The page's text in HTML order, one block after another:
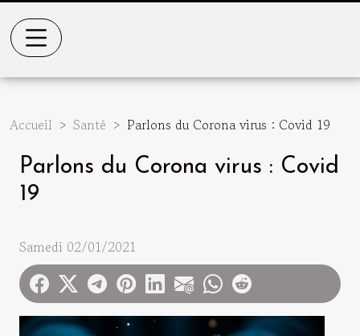
Accueil Santé Parlons du Corona virus : Covid 19
Parlons du Corona virus : Covid
19
Samedi 02/01/2021